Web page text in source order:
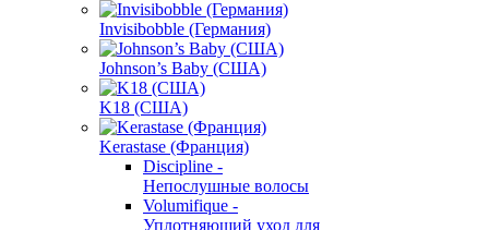
Invisibobble (Германия)
Johnson’s Baby (США)
K18 (США)
Kerastase (Франция)
Discipline -
Непослушные волосы
Volumifique -
Уплотняющий уход для